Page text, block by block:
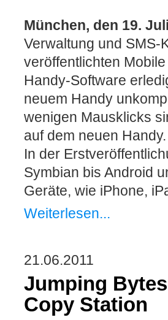
München, den 19.
Verwaltung und SMS-
veröffentlichten
Handy-Software
neuem Handy
wenigen Mausklicks
auf dem neuen
In der
Symbian bis Android
Geräte, wie iPhone,
Weiterlesen...
21.06.2011
Jumping
Copy Station